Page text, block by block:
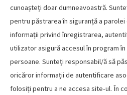
cunoașteți doar dumneavoastră.
pentru păstrarea în siguranță a
informații privind înregistrarea,
utilizator asigură accesul în program
persoane. Sunteți responsabil/ă să
oricăror informații de autentificare
folosiți pentru a ne accesa site-ul. În